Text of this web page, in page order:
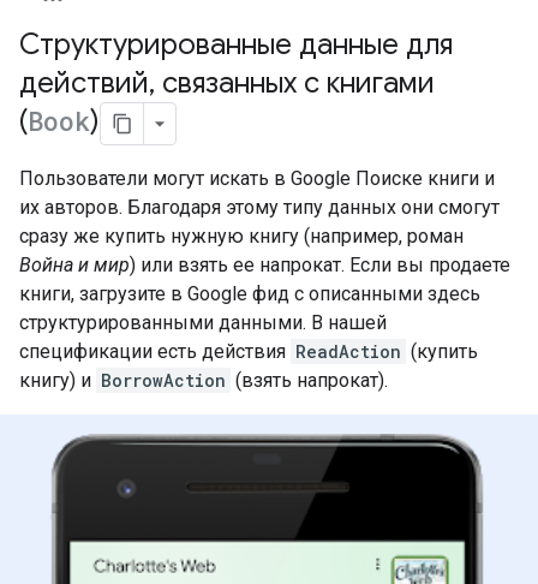
Структурированные данные для
действий, связанных с книгами
(Book)
Пользователи могут искать в Google Поиске книги и
их авторов. Благодаря этому типу данных они смогут
сразу же купить нужную книгу (например, роман
Война и мир) или взять ее напрокат. Если вы продаете
книги, загрузите в Google фид с описанными здесь
структурированными данными. В нашей
спецификации есть действия ReadAction (купить
книгу) и BorrowAction (взять напрокат).